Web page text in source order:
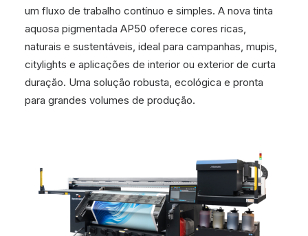
um fluxo de trabalho contínuo e simples. A nova tinta
aquosa pigmentada AP50 oferece cores ricas,
naturais e sustentáveis, ideal para campanhas, mupis,
citylights e aplicações de interior ou exterior de curta
duração. Uma solução robusta, ecológica e pronta
para grandes volumes de produção.